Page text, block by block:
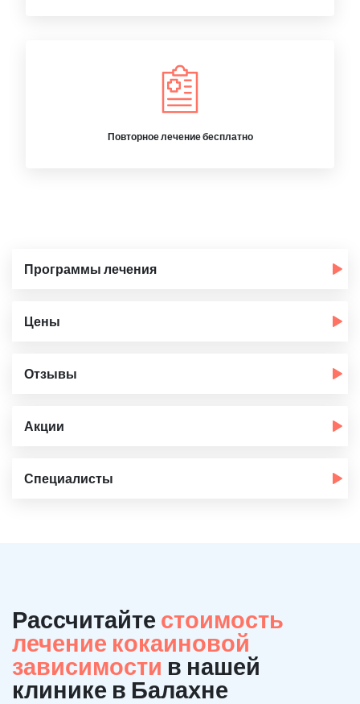
Повторное лечение бесплатно
Программы лечения
Цены
Отзывы
Акции
Специалисты
Рассчитайте стоимость
лечение кокаиновой
зависимости в нашей
клинике в Балахне